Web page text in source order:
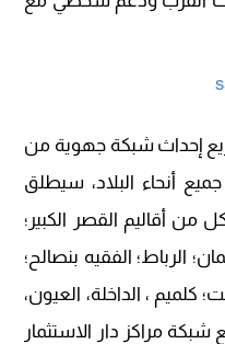
إحداث شبكة جهوية من
أنحاء البلاد، سيطلق
على كل من أقاليم القصر الكبير؛
الرباط؛ الفقيه بنصالح؛
كلميم ، الداخلة، العيون،
مراكز دار الاستثمار